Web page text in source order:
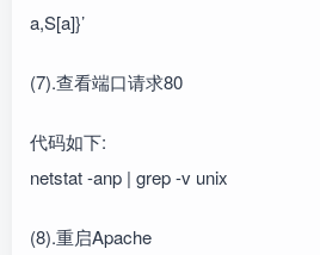
a,S[a]}’
(7).查看端口请求80
代码如下:
netstat -anp | grep -v unix
(8).重启Apache